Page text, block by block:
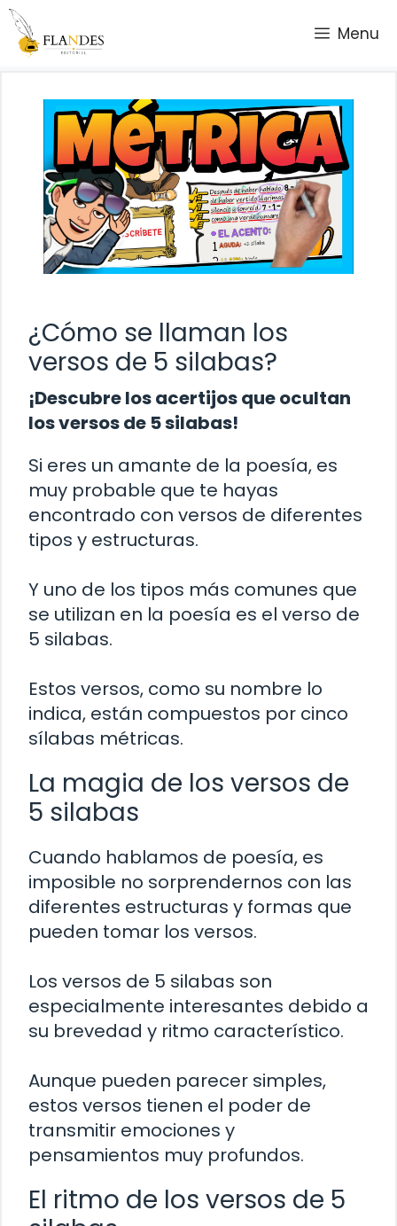
Saltar
contenido
Menu
¿Cómo se llaman los
versos de 5 silabas?
¡Descubre los acertijos que ocultan
los versos de 5 silabas!
Si eres un amante de la poesía, es
muy probable que te hayas
encontrado con versos de diferentes
tipos y estructuras.
Y uno de los tipos más comunes que
se utilizan en la poesía es el verso de
5 silabas.
Estos versos, como su nombre lo
indica, están compuestos por cinco
sílabas métricas.
La magia de los versos de
5 silabas
Cuando hablamos de poesía, es
imposible no sorprendernos con las
diferentes estructuras y formas que
pueden tomar los versos.
Los versos de 5 silabas son
especialmente interesantes debido a
su brevedad y ritmo característico.
Aunque pueden parecer simples,
estos versos tienen el poder de
transmitir emociones y
pensamientos muy profundos.
El ritmo de los versos de 5